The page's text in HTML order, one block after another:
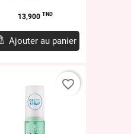
Prix
13,900 TND
Ajouter au panier
favorite_border